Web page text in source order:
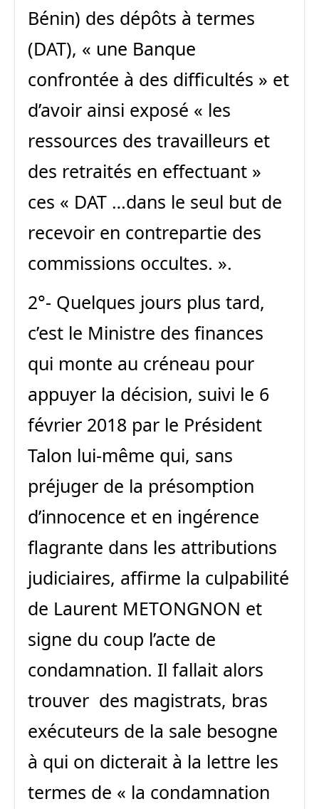
Bénin) des dépôts à termes
(DAT), « une Banque
confrontée à des difficultés » et
d’avoir ainsi exposé « les
ressources des travailleurs et
des retraités en effectuant »
ces « DAT …dans le seul but de
recevoir en contrepartie des
commissions occultes. ».
2°- Quelques jours plus tard,
c’est le Ministre des finances
qui monte au créneau pour
appuyer la décision, suivi le 6
février 2018 par le Président
Talon lui-même qui, sans
préjuger de la présomption
d’innocence et en ingérence
flagrante dans les attributions
judiciaires, affirme la culpabilité
de Laurent METONGNON et
signe du coup l’acte de
condamnation. Il fallait alors
trouver des magistrats, bras
exécuteurs de la sale besogne
à qui on dicterait à la lettre les
termes de « la condamnation